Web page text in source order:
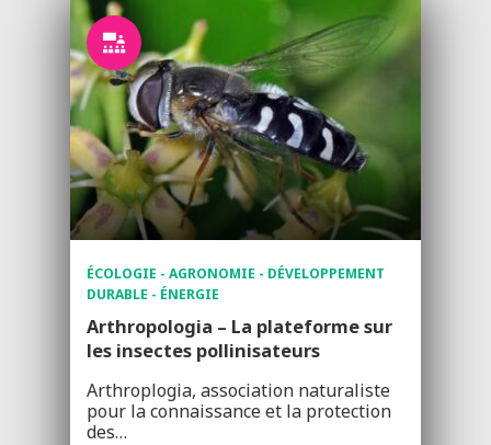
ÉCOLOGIE - AGRONOMIE - DÉVELOPPEMENT
DURABLE - ÉNERGIE
Arthropologia – La plateforme sur
les insectes pollinisateurs
Arthroplogia, association naturaliste
pour la connaissance et la protection
des…